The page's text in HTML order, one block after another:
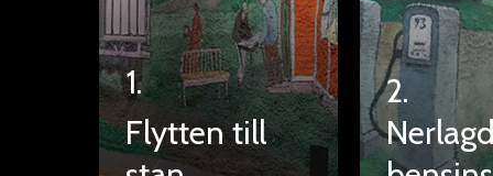
1.
Flytten till
2.